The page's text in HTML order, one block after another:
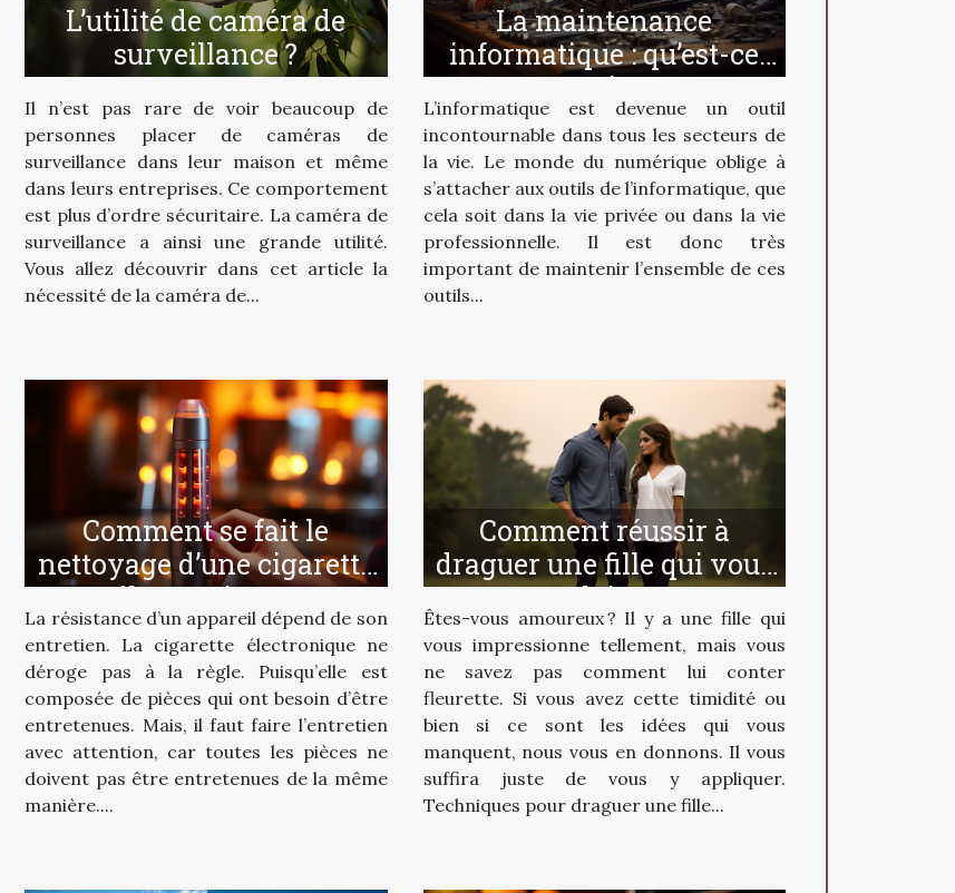
L’utilité de caméra de
surveillance ?
Il n’est pas rare de voir beaucoup de
personnes placer de caméras de
surveillance dans leur maison et même
dans leurs entreprises. Ce comportement
est plus d’ordre sécuritaire. La caméra de
surveillance a ainsi une grande utilité.
Vous allez découvrir dans cet article la
nécessité de la caméra de...
La maintenance
informatique : qu’est-ce
que c’est ?
L’informatique est devenue un outil
incontournable dans tous les secteurs de
la vie. Le monde du numérique oblige à
s’attacher aux outils de l’informatique, que
cela soit dans la vie privée ou dans la vie
professionnelle. Il est donc très
important de maintenir l’ensemble de ces
outils...
Comment se fait le
nettoyage d’une cigarette
électronique ?
La résistance d’un appareil dépend de son
entretien. La cigarette électronique ne
déroge pas à la règle. Puisqu’elle est
composée de pièces qui ont besoin d’être
entretenues. Mais, il faut faire l’entretien
avec attention, car toutes les pièces ne
doivent pas être entretenues de la même
manière....
Comment réussir à
draguer une fille qui vous
plait ?
Êtes-vous amoureux ? Il y a une fille qui
vous impressionne tellement, mais vous
ne savez pas comment lui conter
fleurette. Si vous avez cette timidité ou
bien si ce sont les idées qui vous
manquent, nous vous en donnons. Il vous
suffira juste de vous y appliquer.
Techniques pour draguer une fille...